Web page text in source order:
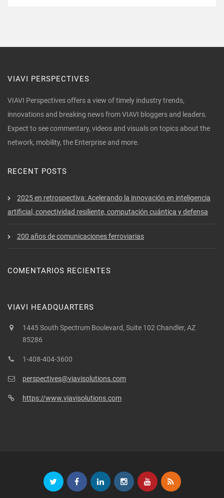
VIAVI PERSPECTIVES
VIAVI Perspectives offers a view of timely industry trends,
innovations and breaking news from VIAVI bloggers and leaders.
Expect to see commentary, videos and visuals on topics about the
network, mobility, the Enterprise and more.
RECENT POSTS
2025 en retrospectiva: Acelerando la innovación en inteligencia
artificial, conectividad resiliente, computación cuántica y defensa
200 años de comunicaciones ferroviarias
COMENTARIOS RECIENTES
VIAVI HEADQUARTERS
1445 South Spectrum Boulevard, Suite 102 Chandler, AZ
85286
1-408-404-3600
perspectives@viavisolutions.com
https://www.viavisolutions.com